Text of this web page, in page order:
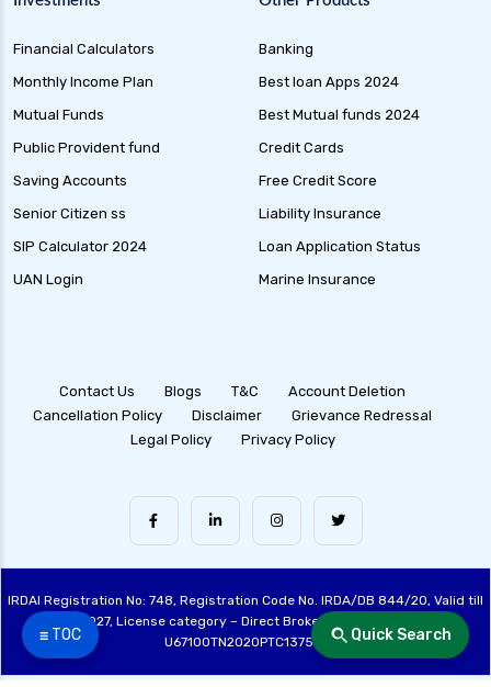
☰ TOC Quick Search
Financial Calculators
Monthly Income Plan
Mutual Funds
Public Provident fund
Saving Accounts
Senior Citizen ss
SIP Calculator 2024
UAN Login
Banking
Best loan Apps 2024
Best Mutual funds 2024
Credit Cards
Free Credit Score
Liability Insurance
Loan Application Status
Marine Insurance
Contact Us Blogs T&C
Account Deletion
Cancellation Policy
Disclaimer
Grievance Redressal
Legal Policy
Privacy Policy
IRDAI Registration No: 748, Registration Code No. IRDA/DB 844/20, Valid till
28/06/2027, License category – Direct Broker (Life & General), CIN:
U67100TN2020PTC137515